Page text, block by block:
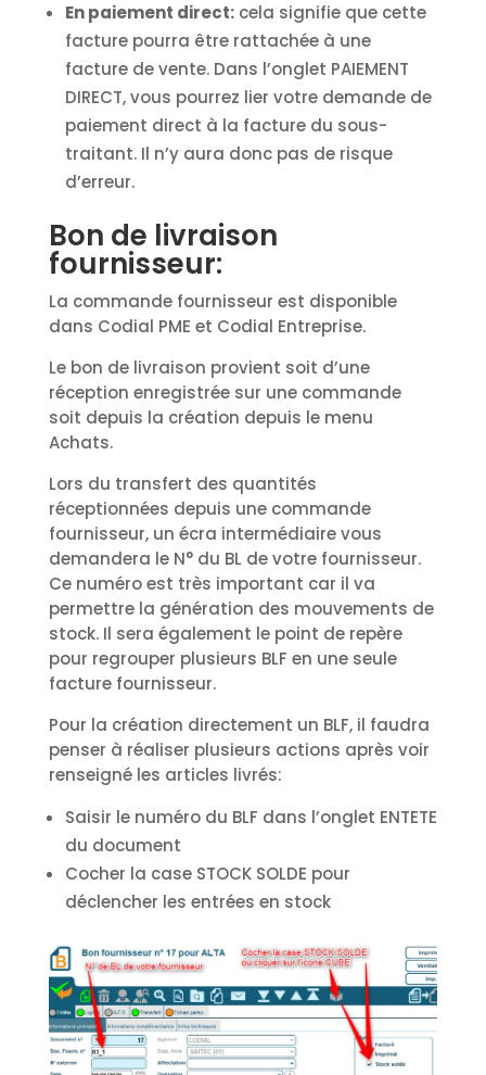
En paiement direct:cela signifie que cette
facture pourra être rattachée à une
facture de vente. Dans l’onglet PAIEMENT
DIRECT, vous pourrez lier votre demande de
paiement direct à la facture du sous-
traitant. Il n’y aura donc pas de risque
d’erreur.
Bon de livraison
fournisseur:
La commande fournisseur est disponible
dans Codial PME et Codial Entreprise.
Le bon de livraison provient soit d’une
réception enregistrée sur une commande
soit depuis la création depuis le menu
Achats.
Lors du transfert des quantités
réceptionnées depuis une commande
fournisseur, un écra intermédiaire vous
demandera le N° du BL de votre fournisseur.
Ce numéro est très important car il va
permettre la génération des mouvements de
stock. Il sera également le point de repère
pour regrouper plusieurs BLF en une seule
facture fournisseur.
Pour la création directement un BLF, il faudra
penser à réaliser plusieurs actions après voir
renseigné les articles livrés:
Saisir le numéro du BLF dans l’onglet ENTETE
du document
Cocher la case STOCK SOLDE pour
déclencher les entrées en stock